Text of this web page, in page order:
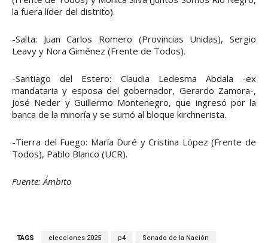
la fuera líder del distrito).
-Salta: Juan Carlos Romero (Provincias Unidas), Sergio
Leavy y Nora Giménez (Frente de Todos).
-Santiago del Estero: Claudia Ledesma Abdala -ex
mandataria y esposa del gobernador, Gerardo Zamora-,
José Neder y Guillermo Montenegro, que ingresó por la
banca de la minoría y se sumó al bloque kirchnerista.
-Tierra del Fuego: María Duré y Cristina López (Frente de
Todos), Pablo Blanco (UCR).
Fuente: Ámbito
TAGS elecciones 2025 p4 Senado de la Nación